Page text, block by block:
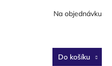
Na objednávku
Do košíku